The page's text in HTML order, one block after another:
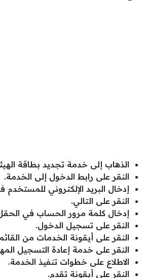
الذهاب إلى خدمة تجديد بطاقة
النقر على رابط الدخول إلى الخدمة.
إدخال البريد الإلكتروني
النقر على التالي.
إدخال كلمة مرور الحساب في
النقر على تسجيل الدخول.
النقر على أيقونة الخدمات من
النقر على خدمة إعادة التسجيل
الاطلاع على خطوات تنفيذ الخدمة.
النقر على أيقونة تقدم.